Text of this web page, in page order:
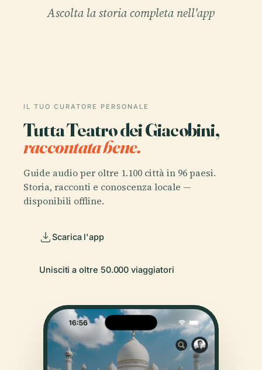
Ascolta la storia completa nell'app
IL TUO CURATORE PERSONALE
Tutta Teatro dei Giacobini,
raccontata bene.
Guide audio per oltre 1.100 città in 96 paesi.
Storia, racconti e conoscenza locale —
disponibili offline.
Scarica l'app
Unisciti a oltre 50.000 viaggiatori